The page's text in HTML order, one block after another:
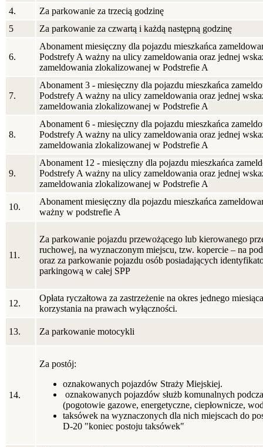
4.
Za parkowanie za trzecią godzinę
5
Za parkowanie za czwartą i każdą następną godzinę
6.
Abonament miesięczny dla pojazdu mieszkańca
Podstrefy A ważny na ulicy zameldowania oraz jednej
zameldowania zlokalizowanej w Podstrefie A
7.
Abonament 3 - miesięczny dla pojazdu mieszkańca
Podstrefy A ważny na ulicy zameldowania oraz jednej
zameldowania zlokalizowanej w Podstrefie A
8.
Abonament 6 - miesięczny dla pojazdu mieszkańca
Podstrefy A ważny na ulicy zameldowania oraz jednej
zameldowania zlokalizowanej w Podstrefie A
9.
Abonament 12 - miesięczny dla pojazdu mieszkańca
Podstrefy A ważny na ulicy zameldowania oraz jednej
zameldowania zlokalizowanej w Podstrefie A
10.
Abonament miesięczny dla pojazdu mieszkańca
ważny w podstrefie A
11.
Za parkowanie pojazdu przewożącego lub kierowanego
ruchowej, na wyznaczonym miejscu, tzw. kopercie – na
oraz za parkowanie pojazdu osób posiadających
parkingową w całej SPP
12.
Opłata ryczałtowa za zastrzeżenie na okres jednego
korzystania na prawach wyłączności.
13. Za parkowanie motocykli
14.
Za postój:
oznakowanych pojazdów Straży Miejskiej.
oznakowanych pojazdów służb komunalnych
(pogotowie gazowe, energetyczne, ciepłownicze,
taksówek na wyznaczonych dla nich miejscach do
D-20 "koniec postoju taksówek"